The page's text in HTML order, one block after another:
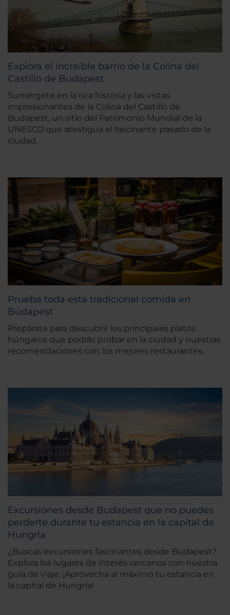
Explora el increíble barrio de la Colina del
Castillo de Budapest
Sumérgete en la rica historia y las vistas
impresionantes de la Colina del Castillo de
Budapest, un sitio del Patrimonio Mundial de la
UNESCO que atestigua el fascinante pasado de la
ciudad.
Prueba toda esta tradicional comida en
Budapest
Prepárate para descubrir los principales platos
húngaros que podrás probar en la ciudad y nuestras
recomendaciones con los mejores restaurantes.
Excursiones desde Budapest que no puedes
perderte durante tu estancia en la capital de
Hungría
¿Buscas excursiones fascinantes desde Budapest?
Explora los lugares de interés cercanos con nuestra
guía de viaje. ¡Aprovecha al máximo tu estancia en
la capital de Hungría!